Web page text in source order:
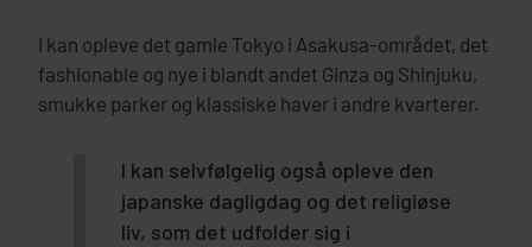
I kan opleve det gamle Tokyo i Asakusa-området, det
fashionable og nye i blandt andet Ginza og Shinjuku,
smukke parker og klassiske haver i andre kvarterer.
I kan selvfølgelig også opleve den
japanske dagligdag og det religiøse
liv, som det udfolder sig i